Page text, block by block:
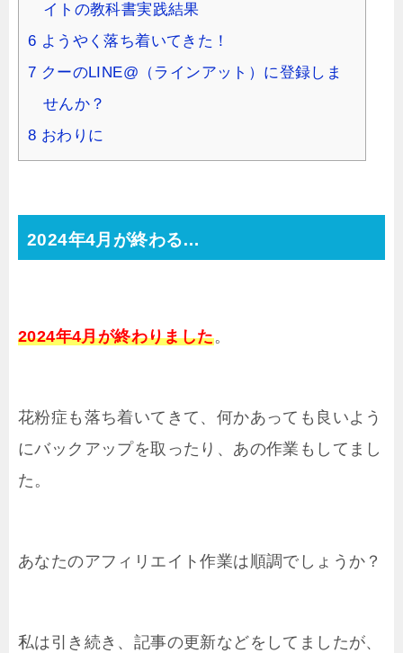
イトの教科書実践結果
6 ようやく落ち着いてきた！
7 クーのLINE@（ラインアット）に登録しま
せんか？
8 おわりに
2024年4月が終わる…
2024年4月が終わりました。
花粉症も落ち着いてきて、何かあっても良いよう
にバックアップを取ったり、あの作業もしてまし
た。
あなたのアフィリエイト作業は順調でしょうか？
私は引き続き、記事の更新などをしてましたが、